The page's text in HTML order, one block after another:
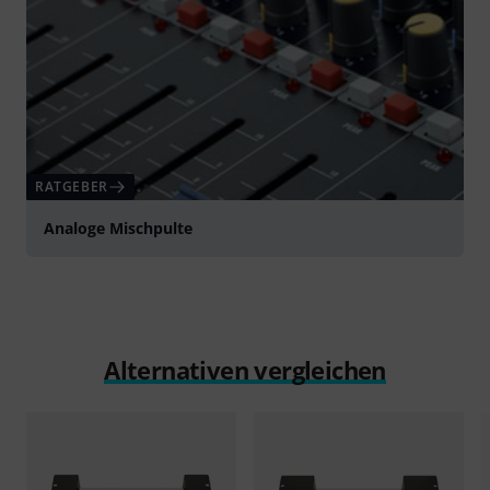
RATGEBER
Analoge Mischpulte
Alternativen vergleichen